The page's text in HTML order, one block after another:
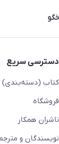
دسترسی سریع
کتاب (دسته‌بندی)
فروشگاه
ناشران همکار
نویسندگان و